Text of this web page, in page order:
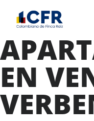
EN